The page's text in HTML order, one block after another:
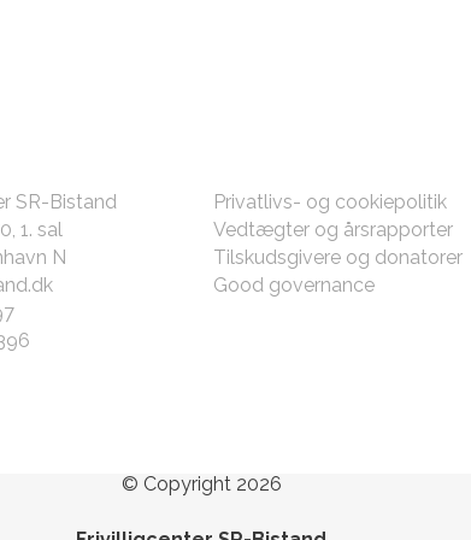
SR-Bistand
1. sal
N
Privatlivs- og cookiepolitik
Vedtægter og årsrapporter
Tilskudsgivere og donatorer
Good governance
© Copyright 2026